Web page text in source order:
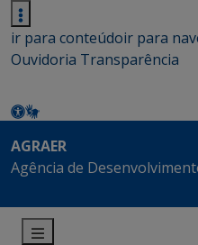
ir para conteúdoir para
Ouvidoria Transparência
AGRAER
Agência de